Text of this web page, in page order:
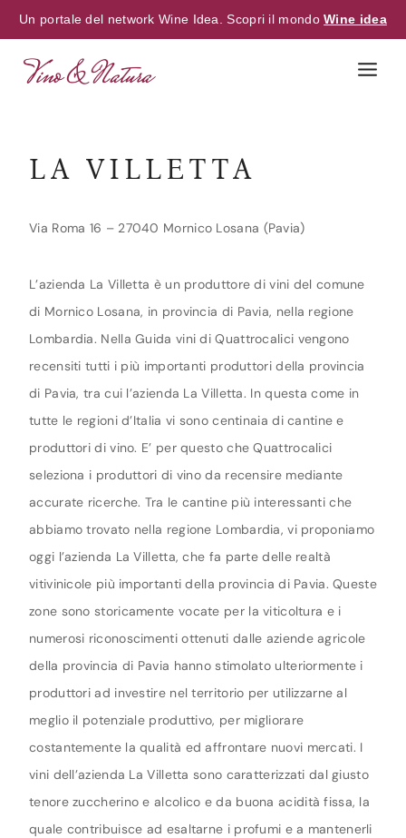
Un portale del network Wine Idea. Scopri il mondoWine idea
LA VILLETTA
Via Roma 16 – 27040 Mornico Losana (Pavia)
L’azienda La Villetta è un produttore di vini del comune
di Mornico Losana, in provincia di Pavia, nella regione
Lombardia. Nella Guida vini di Quattrocalici vengono
recensiti tutti i più importanti produttori della provincia
di Pavia, tra cui l’azienda La Villetta. In questa come in
tutte le regioni d’Italia vi sono centinaia di cantine e
produttori di vino. E’ per questo che Quattrocalici
seleziona i produttori di vino da recensire mediante
accurate ricerche. Tra le cantine più interessanti che
abbiamo trovato nella regione Lombardia, vi proponiamo
oggi l’azienda La Villetta, che fa parte delle realtà
vitivinicole più importanti della provincia di Pavia. Queste
zone sono storicamente vocate per la viticoltura e i
numerosi riconoscimenti ottenuti dalle aziende agricole
della provincia di Pavia hanno stimolato ulteriormente i
produttori ad investire nel territorio per utilizzarne al
meglio il potenziale produttivo, per migliorare
costantemente la qualità ed affrontare nuovi mercati. I
vini dell’azienda La Villetta sono caratterizzati dal giusto
tenore zuccherino e alcolico e da buona acidità fissa, la
quale contribuisce ad esaltarne i profumi e a mantenerli